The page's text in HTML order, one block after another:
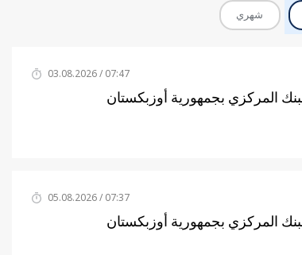
شهري
07:47 / 03.08.2026
المركزي بجمهورية أوزبكستان
07:37 / 05.08.2026
المركزي بجمهورية أوزبكستان